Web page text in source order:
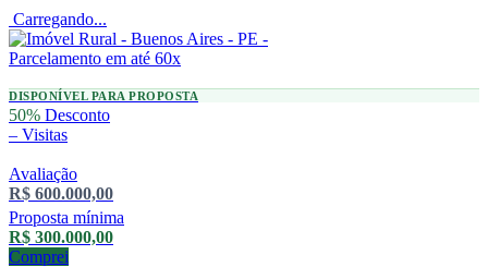
Carregando...
DISPONÍVEL PARA PROPOSTA
50% Desconto
– Visitas
Avaliação
R$ 600.000,00
Proposta mínima
R$ 300.000,00
Comprei